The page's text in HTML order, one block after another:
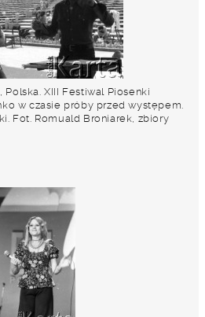
Polska. XIII Festiwal Piosenki
w czasie próby przed występem.
Fot. Romuald Broniarek, zbiory